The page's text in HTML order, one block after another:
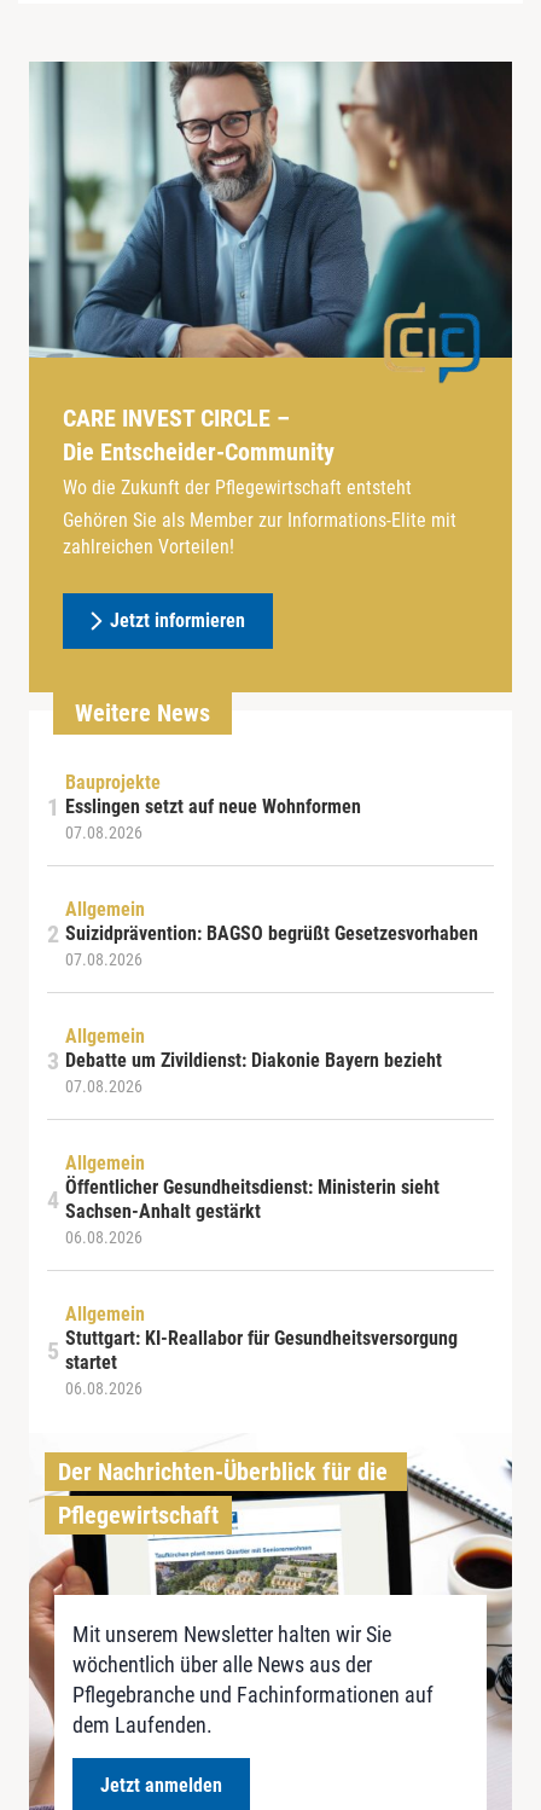
CARE INVEST CIRCLE –
Die Entscheider-Community
Wo die Zukunft der Pflegewirtschaft entsteht
Gehören Sie als Member zur Informations-Elite mit
zahlreichen Vorteilen!
Jetzt informieren
Weitere News
Bauprojekte
Esslingen setzt auf neue Wohnformen
07.08.2026
Allgemein
Suizidprävention: BAGSO begrüßt Gesetzesvorhaben
07.08.2026
Allgemein
Debatte um Zivildienst: Diakonie Bayern bezieht
07.08.2026
Allgemein
Öffentlicher Gesundheitsdienst: Ministerin sieht
Sachsen-Anhalt gestärkt
06.08.2026
Allgemein
Stuttgart: KI-Reallabor für Gesundheitsversorgung
startet
06.08.2026
Der Nachrichten-Überblick für die
Pflegewirtschaft
Mit unserem Newsletter halten wir Sie
wöchentlich über alle News aus der
Pflegebranche und Fachinformationen auf
dem Laufenden.
Jetzt anmelden